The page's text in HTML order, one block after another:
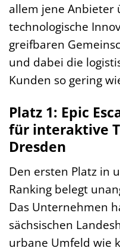
allem jene Anbieter
technologische
greifbaren
und dabei die
Kunden so gering
Platz 1: Epic
für interaktive
Dresden
Den ersten Platz in
Ranking belegt
Das Unternehmen
sächsischen
urbane Umfeld wie